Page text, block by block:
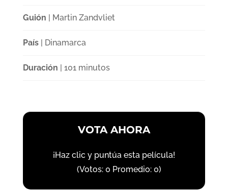
Guión | Martin Zandvliet
País| Dinamarca
Duración | 101 minutos
VOTA AHORA
¡Haz clic y puntúa esta película!
(Votos: 0 Promedio: 0)